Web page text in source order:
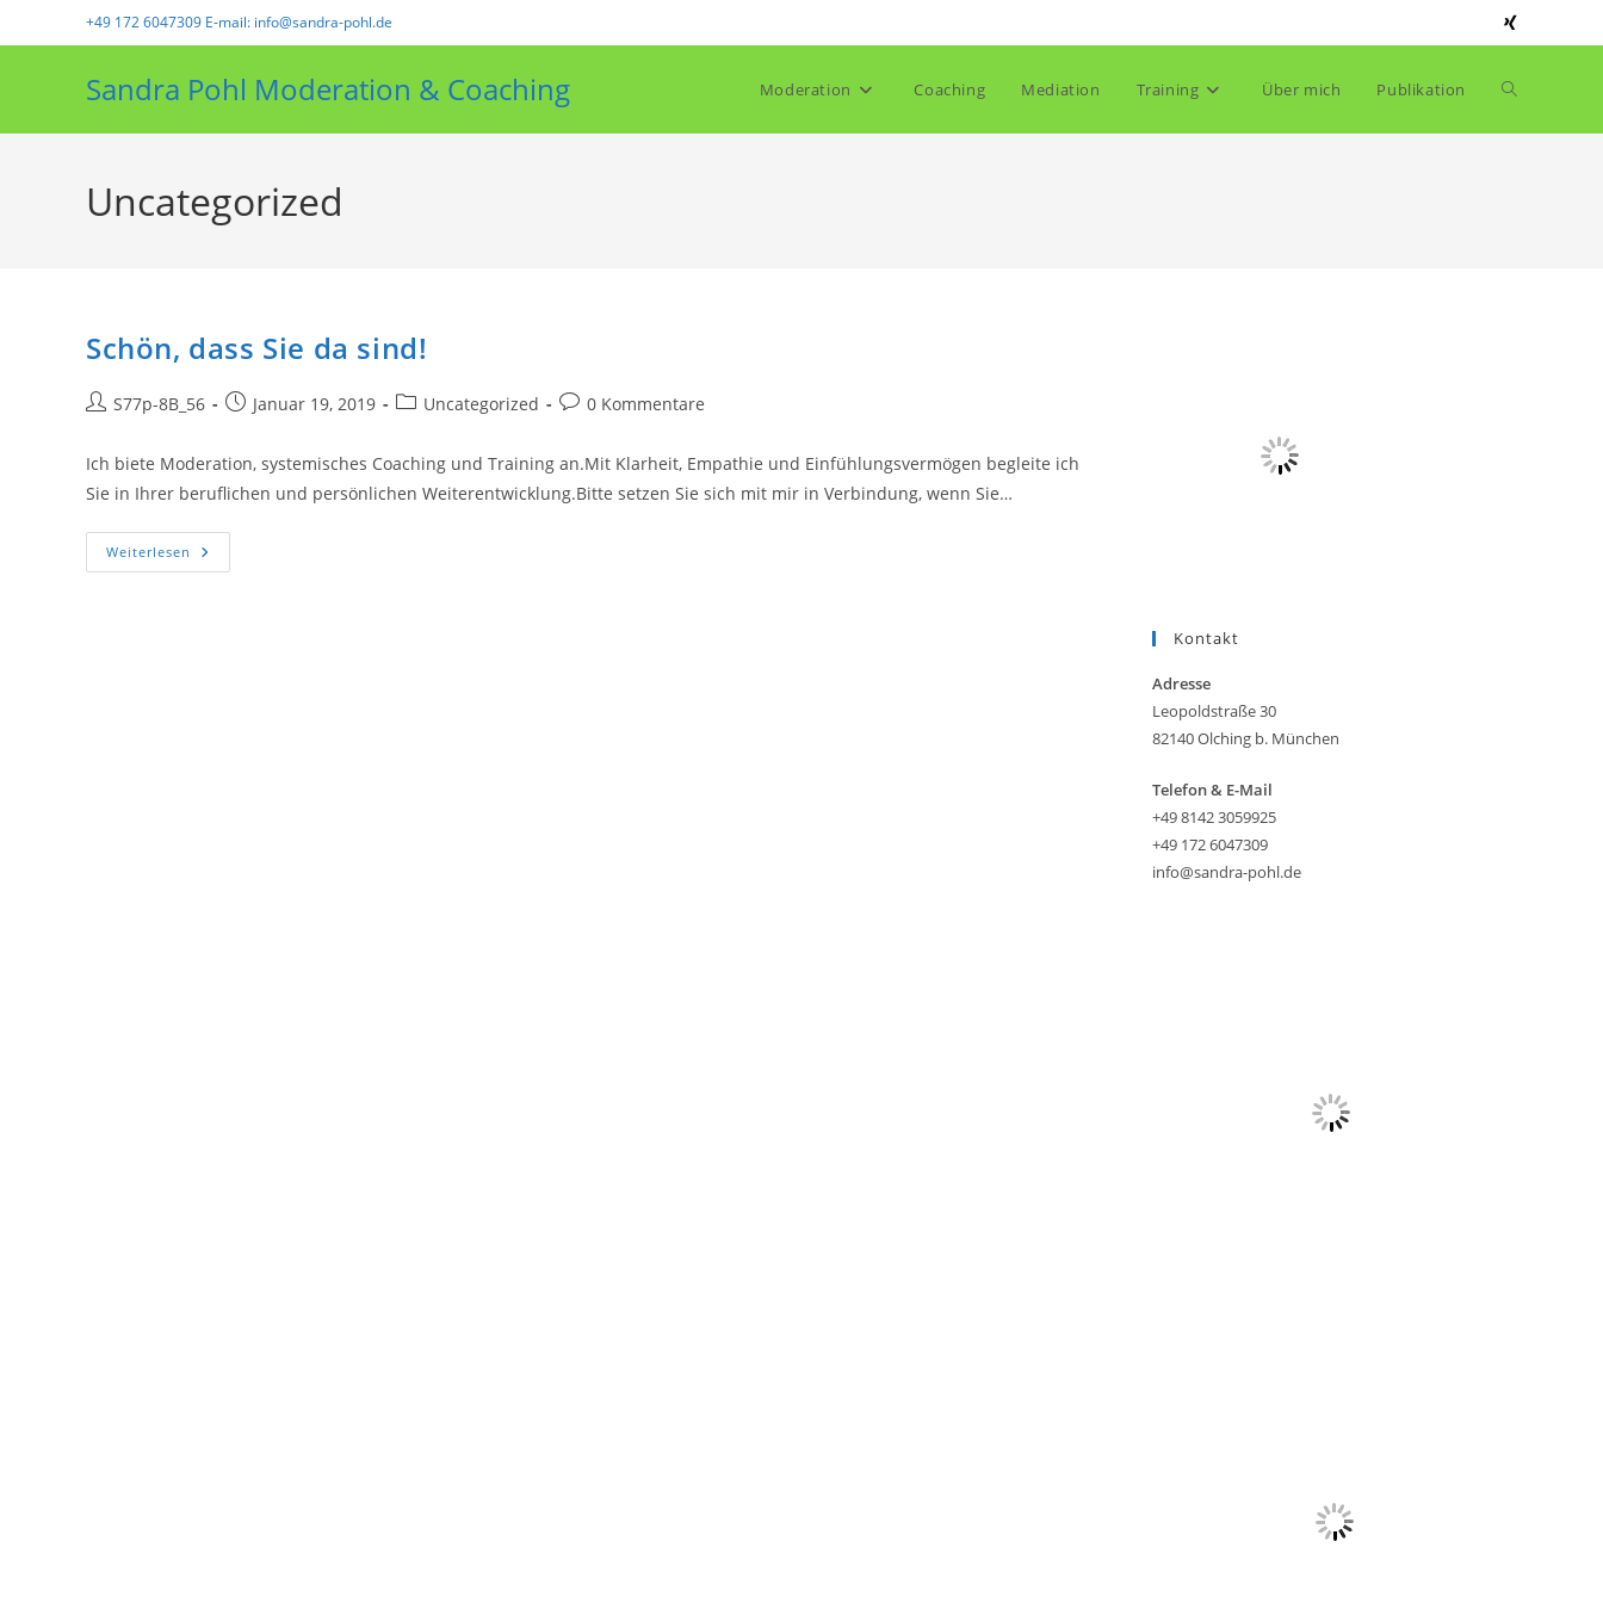
Inhalt
+49 172 6047309 E-mail: info@sandra-pohl.de
Sandra Pohl Moderation & Coaching Moderation Coaching Mediation Training Über mich Publikation Website-
Uncategorized
Schön, dass Sie da sind!
Beitrags-
S77p-8B_56
BeitragJanuar 19, 2019
Beitrags-
Uncategorized
Beitrags-
0 Kommentare
Ich biete Moderation, systemisches Coaching und Training an.Mit Klarheit, Empathie und Einfühlungsvermögen begleite ich
Sie in Ihrer beruflichen und persönlichen Weiterentwicklung.Bitte setzen Sie sich mit mir in Verbindung, wenn Sie…
Weiterlesen Schön,
Dass
Kontakt
Adresse
Leopoldstraße 30
82140 Olching b. München
Telefon & E-Mail
+49 8142 3059925
+49 172 6047309
info@sandra-pohl.de